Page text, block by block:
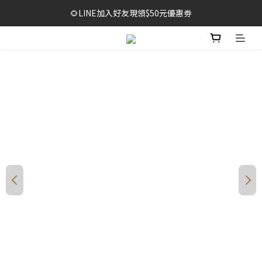
🔥1元限時體驗｜多款明星商品限量開放，售完不補！
🌻LINE加入好友現領$50元優惠劵
🥳結帳滿$999，享免運+贈泡泡沐浴巾*2袋